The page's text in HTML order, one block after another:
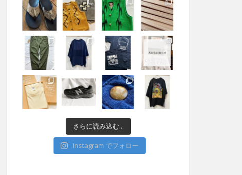
さらに読み込む...
Instagram でフォロー